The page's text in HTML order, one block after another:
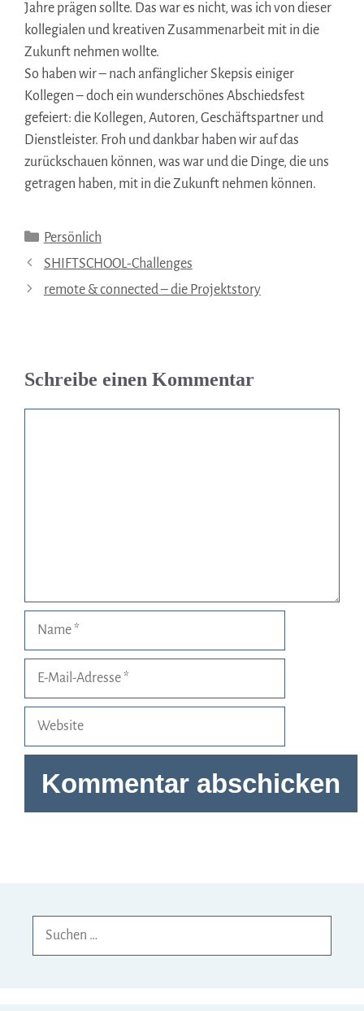
Jahre prägen sollte. Das war es nicht, was ich von dieser
kollegialen und kreativen Zusammenarbeit mit in die
Zukunft nehmen wollte.
So haben wir – nach anfänglicher Skepsis einiger
Kollegen – doch ein wunderschönes Abschiedsfest
gefeiert: die Kollegen, Autoren, Geschäftspartner und
Dienstleister. Froh und dankbar haben wir auf das
zurückschauen können, was war und die Dinge, die uns
getragen haben, mit in die Zukunft nehmen können.
Kategorien
Persönlich
SHIFTSCHOOL-Challenges
remote & connected – die Projektstory
Schreibe einen Kommentar
Adresse
Website
Suchen